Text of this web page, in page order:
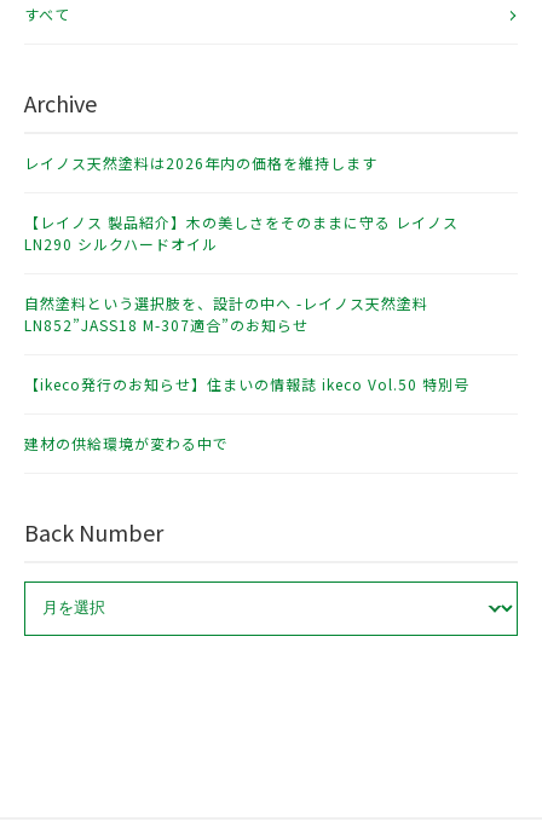
すべて
Archive
レイノス天然塗料は2026年内の価格を維持します
【レイノス 製品紹介】木の美しさをそのままに守る レイノス
LN290 シルクハードオイル
自然塗料という選択肢を、設計の中へ -レイノス天然塗料
LN852”JASS18 M-307適合”のお知らせ
【ikeco発行のお知らせ】住まいの情報誌 ikeco Vol.50 特別号
建材の供給環境が変わる中で
Back Number
ア
イ